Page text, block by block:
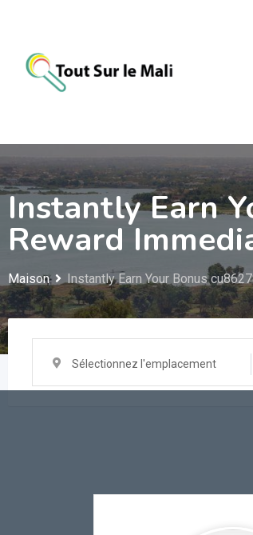
contenu
Instantly Earn
Reward
Maison Instantly Earn Your Bonus
Sélectionnez l'emplacement